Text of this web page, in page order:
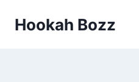
InhaltHookah Bozz